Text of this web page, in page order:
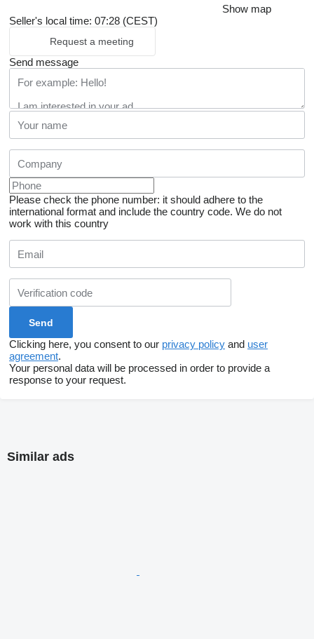
Show map
Seller's local time: 07:28 (CEST)
Request a meeting
Send message
Please check the phone number: it should adhere to the
international format and include the country code. We do not
work with this country
Clicking here, you consent to our privacy policy and user
agreement.
Your personal data will be processed in order to provide a
response to your request.
Similar ads